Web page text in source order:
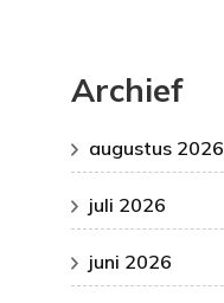
Archief
augustus 2026
juli 2026
juni 2026